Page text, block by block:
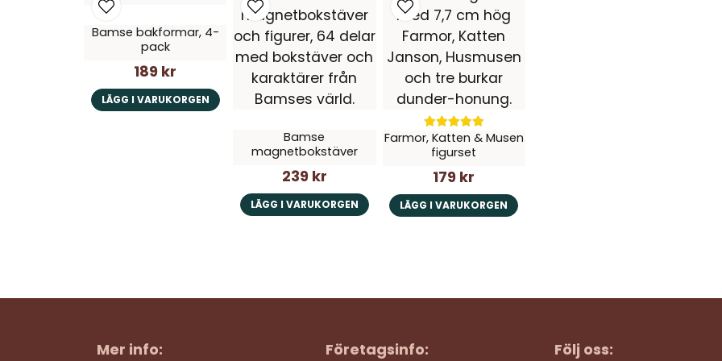
Bamse bakformar, 4-
pack
189 kr
LÄGG I VARUKORGEN
Bamse
magnetbokstäver
239 kr
LÄGG I VARUKORGEN
Farmor, Katten & Musen
figurset
179 kr
LÄGG I VARUKORGEN
Mer info: Företagsinfo: Följ oss: